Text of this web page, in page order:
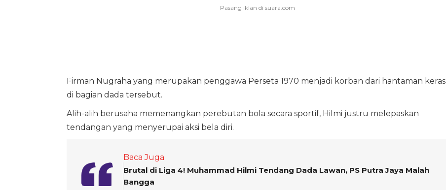
Firman Nugraha yang merupakan penggawa Perseta 1970 menjadi korban dari hantaman keras
di bagian dada tersebut.
Alih-alih berusaha memenangkan perebutan bola secara sportif, Hilmi justru melepaskan
tendangan yang menyerupai aksi bela diri.
Baca Juga
Brutal di Liga 4! Muhammad Hilmi Tendang Dada Lawan, PS Putra Jaya Malah
Bangga